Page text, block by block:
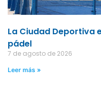
La Ciudad Deportiva
pádel
7 de agosto de 2026
Leer más »